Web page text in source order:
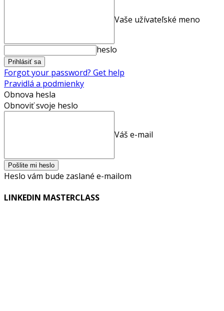
Vaše užívateľské meno
heslo
Forgot your password? Get help
Pravidlá a podmienky
Obnova hesla
Obnoviť svoje heslo
Váš e-mail
Heslo vám bude zaslané e-mailom
LINKEDIN MASTERCLASS